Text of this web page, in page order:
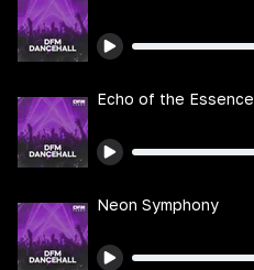
Echo of the Essence
Neon Symphony